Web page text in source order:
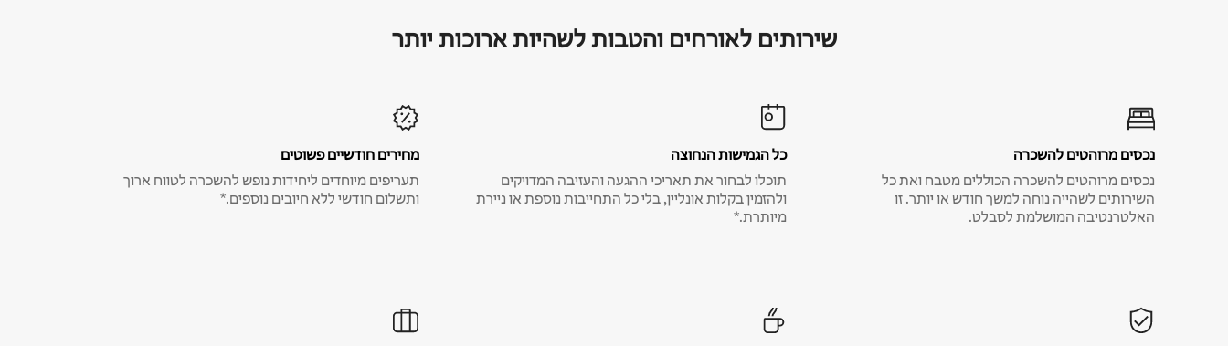
שירותים לאורחים והטבות לשהיות ארוכות יותר
נכסים מרוהטים להשכרה
נכסים מרוהטים להשכרה הכוללים מטבח ואת כל
השירותים לשהייה נוחה למשך חודש או יותר. זו
האלטרנטיבה המושלמת לסבלט.
כל הגמישות הנחוצה
תוכלו לבחור את תאריכי ההגעה והעזיבה המדויקים
ולהזמין בקלות אונליין, בלי כל התחייבות נוספת או ניירת
מיותרת.*
מחירים חודשיים פשוטים
תעריפים מיוחדים ליחידות נופש להשכרה לטווח ארוך
ותשלום חודשי ללא חיובים נוספים.*